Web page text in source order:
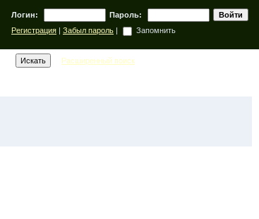
Логин:
Пароль:
Регистрация
Забыл пароль Запомнить
Расширенный поиск